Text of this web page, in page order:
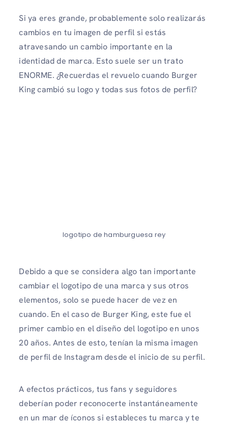
Si ya eres grande, probablemente solo realizarás
cambios en tu imagen de perfil si estás
atravesando un cambio importante en la
identidad de marca. Esto suele ser un trato
ENORME. ¿Recuerdas el revuelo cuando Burger
King cambió su logo y todas sus fotos de perfil?
logotipo de hamburguesa rey
Debido a que se considera algo tan importante
cambiar el logotipo de una marca y sus otros
elementos, solo se puede hacer de vez en
cuando. En el caso de Burger King, este fue el
primer cambio en el diseño del logotipo en unos
20 años. Antes de esto, tenían la misma imagen
de perfil de Instagram desde el inicio de su perfil.
A efectos prácticos, tus fans y seguidores
deberían poder reconocerte instantáneamente
en un mar de íconos si estableces tu marca y te